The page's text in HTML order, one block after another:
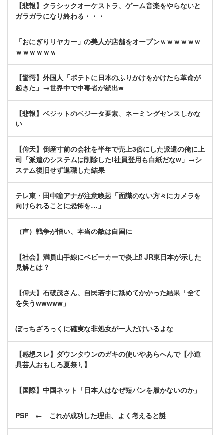
【悲報】クラシックオーケストラ、ゲーム音楽をやらないと
ガラガラになり終わる・・・
「おにぎりリヤカー」の美人が店舗をオープンｗｗｗｗｗｗ
ｗｗｗｗｗｗ
【驚愕】外国人「ポテトに日本のふりかけをかけたら革命が
起きた」→世界中で中毒者が続出w
【悲報】ベジットのベジータ要素、ネーミングセンスしかな
い
【仰天】倒産寸前の会社を半年で売上3倍にした派遣の俺に上
司「派遣のシステムは削除した!社員登用も白紙だなw」→シ
ステム復旧せず退職した結果
テレ東・田中瞳アナが注意喚起「面識のない方々にカメラを
向けられることに恐怖を…」
（声）戦争が憎い、本当の敵は自国に
【社会】満員山手線にベビーカーで炎上⁉ JR東日本が示した
見解とは？
【仰天】石破茂さん、自民若手に舐めてかかった結果「全て
を失うwwwww」
ぼっちざろっくに確実な非処女が一人だけいるよな
【感想スレ】ダウンタウンのガキの使いやあらへんで【小道
具芸人おもしろ夏祭り】
【国際】中国ネット「日本人はなぜ短パンを履かないのか」
PSP ← これが成功した理由、よく考えると謎